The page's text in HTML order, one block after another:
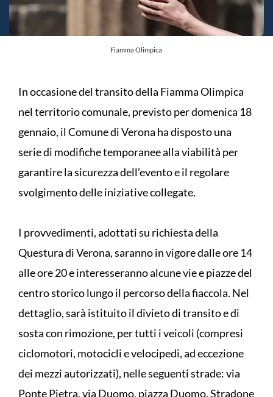
Fiamma Olimpica
In occasione del transito della Fiamma Olimpica
nel territorio comunale, previsto per domenica 18
gennaio, il Comune di Verona ha disposto una
serie di modifiche temporanee alla viabilità per
garantire la sicurezza dell’evento e il regolare
svolgimento delle iniziative collegate.
I provvedimenti, adottati su richiesta della
Questura di Verona, saranno in vigore dalle ore 14
alle ore 20 e interesseranno alcune vie e piazze del
centro storico lungo il percorso della fiaccola. Nel
dettaglio, sarà istituito il divieto di transito e di
sosta con rimozione, per tutti i veicoli (compresi
ciclomotori, motocicli e velocipedi, ad eccezione
dei mezzi autorizzati), nelle seguenti strade: via
Ponte Pietra, via Duomo, piazza Duomo, Stradone